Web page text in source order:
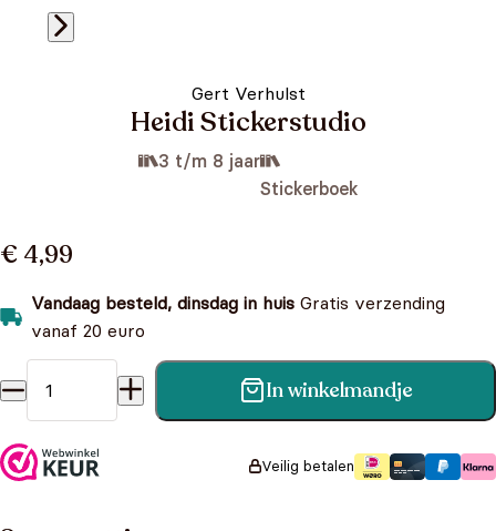
Gert Verhulst
Heidi Stickerstudio
3 t/m 8 jaar
Stickerboek
€ 4,99
Vandaag besteld, dinsdag in huis Gratis verzending
vanaf 20 euro
Heidi Stickerstudio aantal In winkelmandje
Veilig betalen